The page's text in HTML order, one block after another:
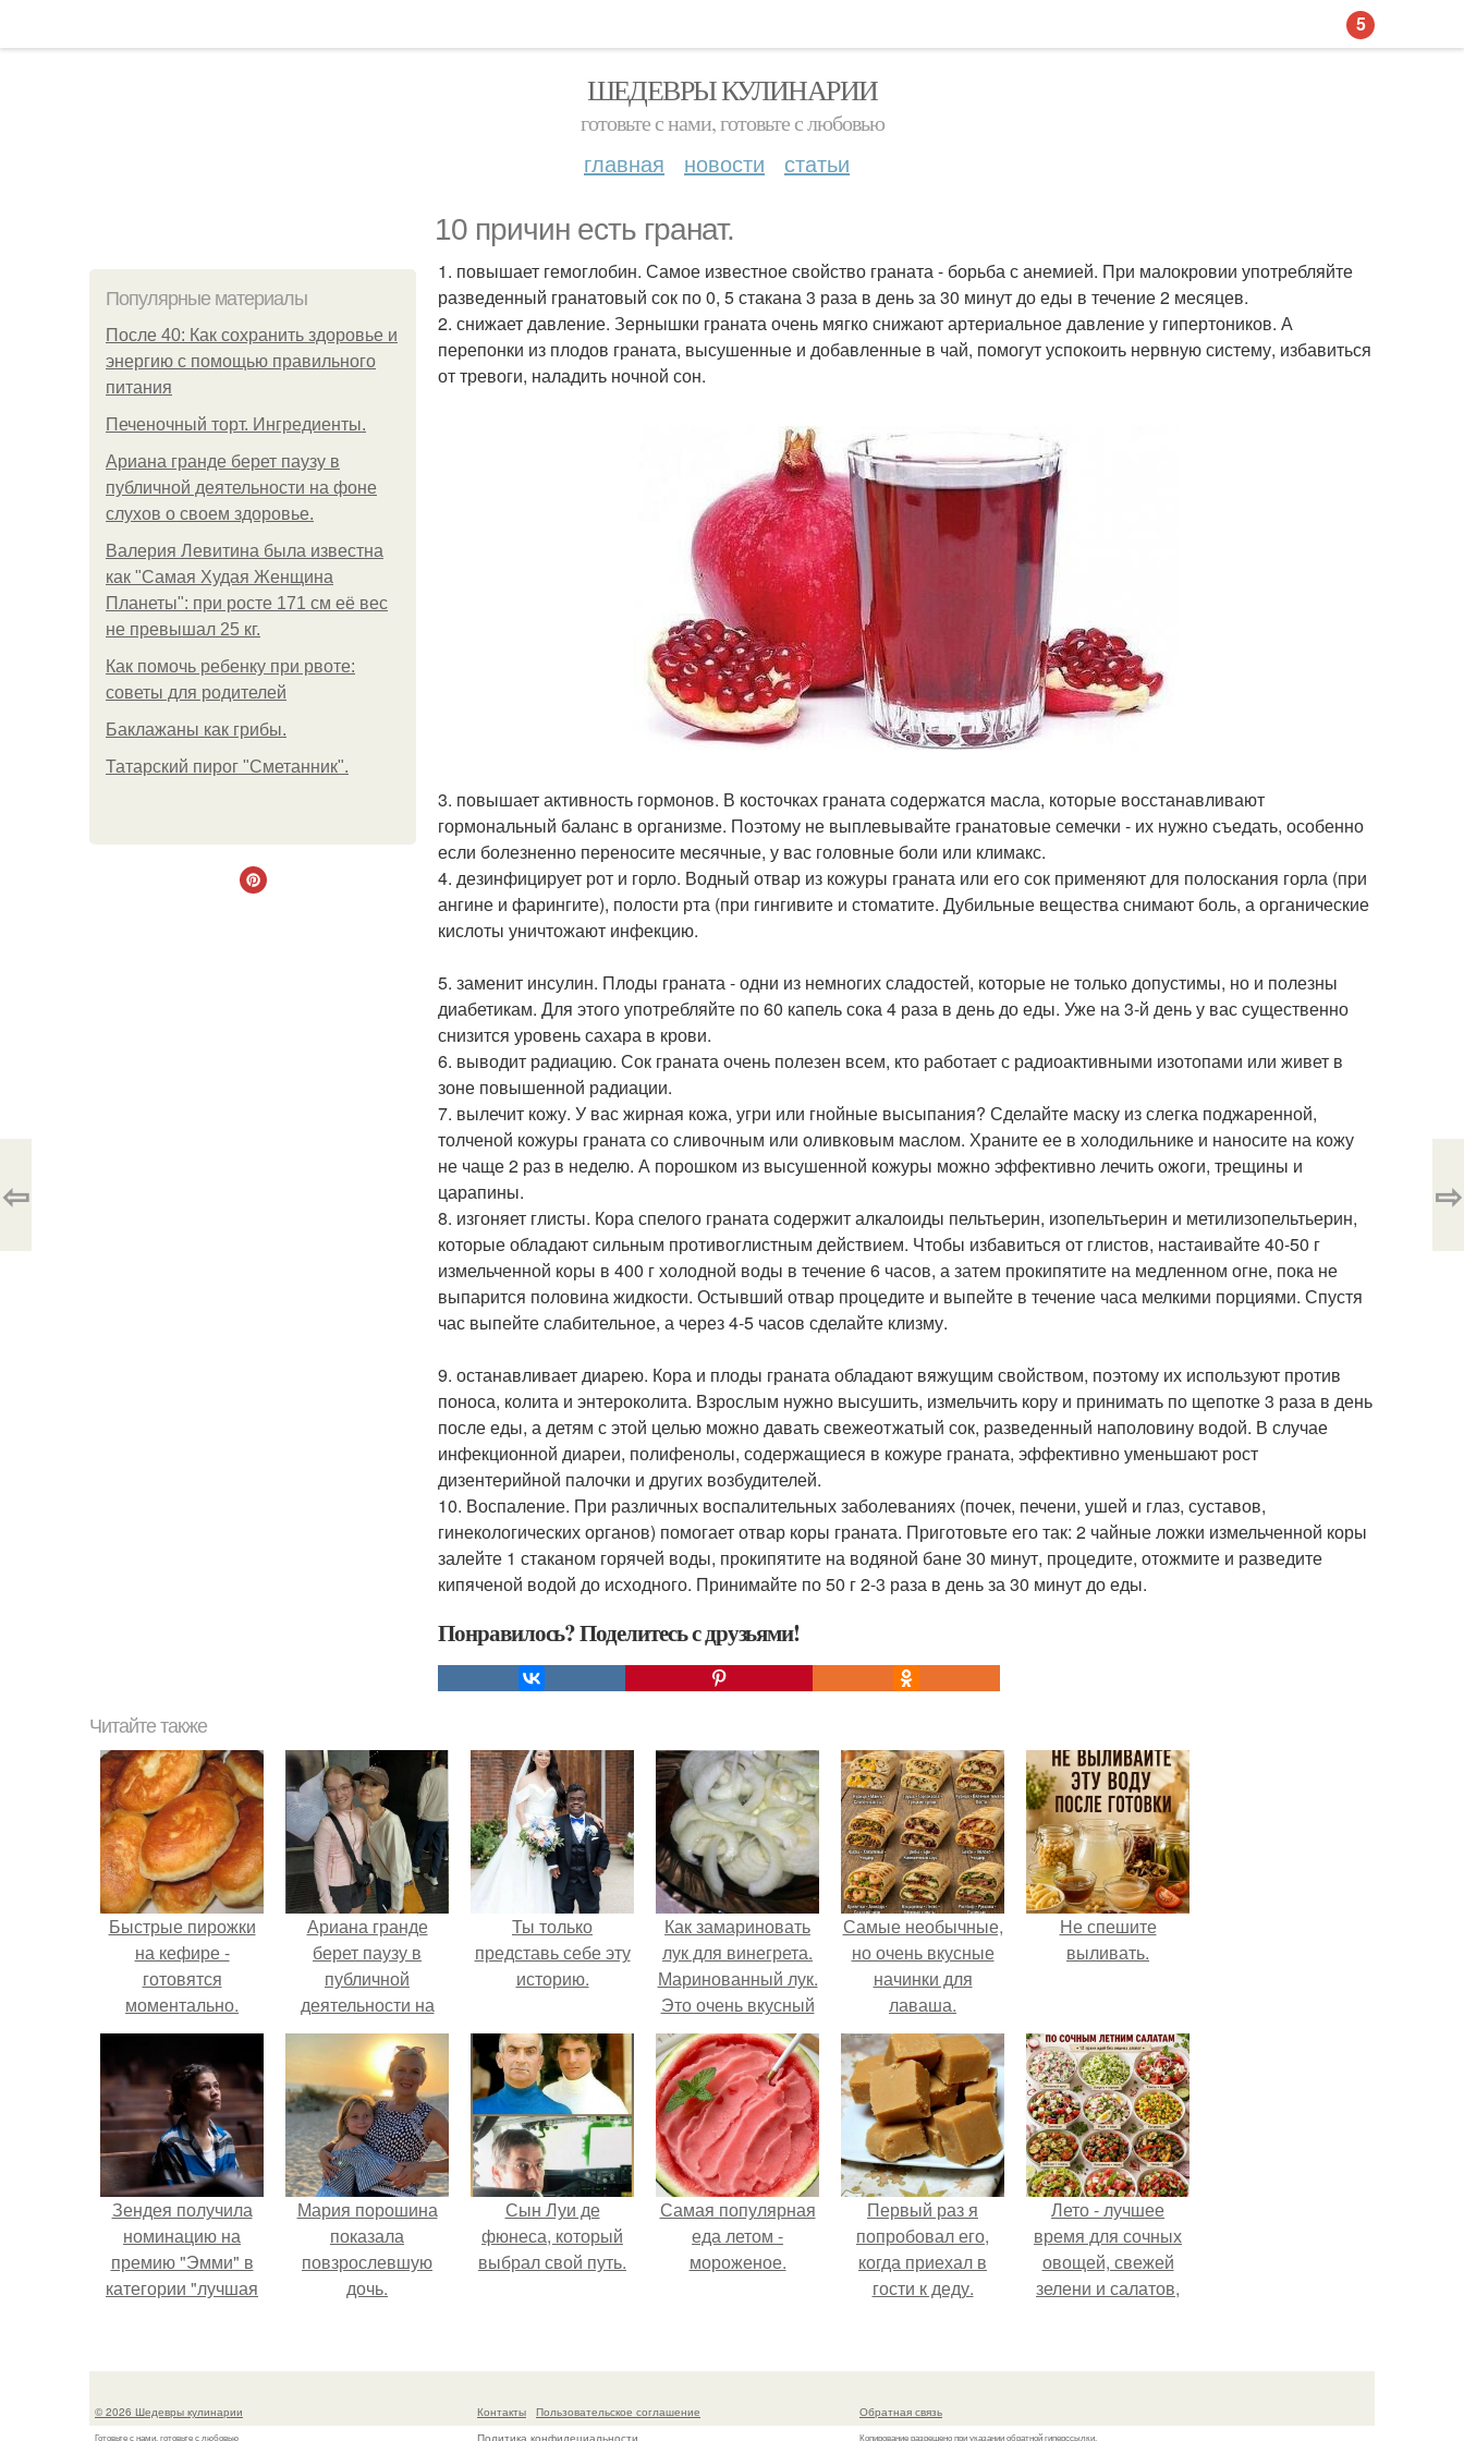
ШЕДЕВРЫ КУЛИНАРИИ
готовьте с нами, готовьте с любовью
главная новости статьи
10 причин есть гранат.
Популярные материалы
После 40: Как сохранить здоровье и
энергию с помощью правильного
питания
Печеночный торт. Ингредиенты.
Ариана гранде берет паузу в
публичной деятельности на фоне
слухов о своем здоровье.
Валерия Левитина была известна
как "Самая Худая Женщина
Планеты": при росте 171 см её вес
не превышал 25 кг.
Как помочь ребенку при рвоте:
советы для родителей
Баклажаны как грибы.
Татарский пирог "Сметанник".
1. повышает гемоглобин. Самое известное свойство граната - борьба с анемией. При малокровии употребляйте
разведенный гранатовый сок по 0, 5 стакана 3 раза в день за 30 минут до еды в течение 2 месяцев.
2. снижает давление. Зернышки граната очень мягко снижают артериальное давление у гипертоников. А
перепонки из плодов граната, высушенные и добавленные в чай, помогут успокоить нервную систему, избавиться
от тревоги, наладить ночной сон.
3. повышает активность гормонов. В косточках граната содержатся масла, которые восстанавливают
гормональный баланс в организме. Поэтому не выплевывайте гранатовые семечки - их нужно съедать, особенно
если болезненно переносите месячные, у вас головные боли или климакс.
4. дезинфицирует рот и горло. Водный отвар из кожуры граната или его сок применяют для полоскания горла (при
ангине и фарингите), полости рта (при гингивите и стоматите. Дубильные вещества снимают боль, а органические
кислоты уничтожают инфекцию.
5. заменит инсулин. Плоды граната - одни из немногих сладостей, которые не только допустимы, но и полезны
диабетикам. Для этого употребляйте по 60 капель сока 4 раза в день до еды. Уже на 3-й день у вас существенно
снизится уровень сахара в крови.
6. выводит радиацию. Сок граната очень полезен всем, кто работает с радиоактивными изотопами или живет в
зоне повышенной радиации.
7. вылечит кожу. У вас жирная кожа, угри или гнойные высыпания? Сделайте маску из слегка поджаренной,
толченой кожуры граната со сливочным или оливковым маслом. Храните ее в холодильнике и наносите на кожу
не чаще 2 раз в неделю. А порошком из высушенной кожуры можно эффективно лечить ожоги, трещины и
царапины.
8. изгоняет глисты. Кора спелого граната содержит алкалоиды пельтьерин, изопельтьерин и метилизопельтьерин,
которые обладают сильным противоглистным действием. Чтобы избавиться от глистов, настаивайте 40-50 г
измельченной коры в 400 г холодной воды в течение 6 часов, а затем прокипятите на медленном огне, пока не
выпарится половина жидкости. Остывший отвар процедите и выпейте в течение часа мелкими порциями. Спустя
час выпейте слабительное, а через 4-5 часов сделайте клизму.
9. останавливает диарею. Кора и плоды граната обладают вяжущим свойством, поэтому их используют против
поноса, колита и энтероколита. Взрослым нужно высушить, измельчить кору и принимать по щепотке 3 раза в день
после еды, а детям с этой целью можно давать свежеотжатый сок, разведенный наполовину водой. В случае
инфекционной диареи, полифенолы, содержащиеся в кожуре граната, эффективно уменьшают рост
дизентерийной палочки и других возбудителей.
10. Воспаление. При различных воспалительных заболеваниях (почек, печени, ушей и глаз, суставов,
гинекологических органов) помогает отвар коры граната. Приготовьте его так: 2 чайные ложки измельченной коры
залейте 1 стаканом горячей воды, прокипятите на водяной бане 30 минут, процедите, отожмите и разведите
кипяченой водой до исходного. Принимайте по 50 г 2-3 раза в день за 30 минут до еды.
Понравилось? Поделитесь с друзьями!
⇦ ⇨
Читайте также
Быстрые пирожки
на кефире -
готовятся
моментально.
Ариана гранде
берет паузу в
публичной
деятельности на
фоне слухов о
своем здоровье.
Ты только
представь себе эту
историю.
Как замариновать
лук для винегрета.
Маринованный лук.
Это очень вкусный
маринованный лук,
подходит к салатам
(винегрет,
квашенная капуста
и. т. д), шашлыку,
первым блюдам,
грибам.
Самые необычные,
но очень вкусные
начинки для
лаваша.
Не спешите
выливать.
Зендея получила
номинацию на
премию "Эмми" в
категории "лучшая
сериале" за третий
Мария порошина
показала
повзрослевшую
дочь.
Сын Луи де
фюнеса, который
выбрал свой путь.
Самая популярная
еда летом -
мороженое.
Первый раз я
попробовал его,
когда приехал в
гости к деду.
Лето - лучшее
время для сочных
овощей, свежей
зелени и салатов,
несколько минут.
© 2026 Шедевры кулинарии
Готовьте с нами, готовьте с любовью
Контакты
Пользовательское соглашение
Политика конфидециальности
Обратная связь
Копирование разрешено при указании обратной гиперссылки.
5